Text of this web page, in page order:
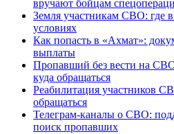
вручают бойцам
Земля участникам СВО: где
условиях
Как попасть в «Ахмат»:
выплаты
Пропавший без вести на
куда обращаться
Реабилитация участников
обращаться
Телеграм-каналы о СВО:
поиск пропавших